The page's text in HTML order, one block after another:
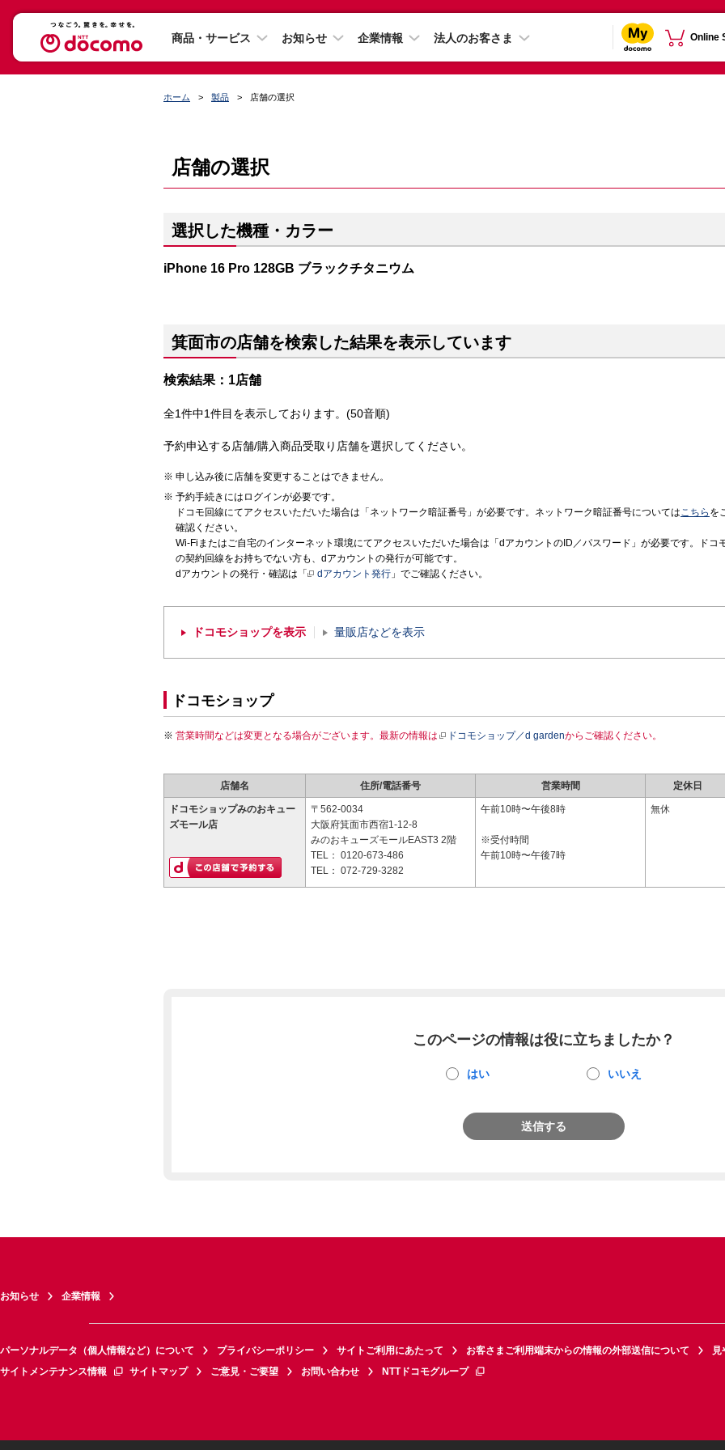
商品・サービス お知らせ 企業情報 法人のお客さま Online
ホーム 製品 店舗の選択
店舗の選択
選択した機種・カラー
iPhone 16 Pro 128GB ブラックチタニウム
箕面市の店舗を検索した結果を表示しています
検索結果：1店舗
全1件中1件目を表示しております。(50音順)
予約申込する店舗/購入商品受取り店舗を選択してください。
申し込み後に店舗を変更することはできません。
予約手続きにはログインが必要です。
ドコモ回線にてアクセスいただいた場合は「ネットワーク暗証番号」が必要です。ネットワーク暗証番号についてはこちら を
確認ください。
Wi-Fiまたはご自宅のインターネット環境にてアクセスいただいた場合は「dアカウントのID／パスワード」が必要です。ドコ
の契約回線をお持ちでない方も、dアカウントの発行が可能です。
dアカウントの発行・確認は「
dアカウント発行 」でご確認ください。
ドコモショップを表示 量販店などを表示
ドコモショップ
営業時間などは変更となる場合がございます。最新の情報は ドコモショップ／d gardenからご確認ください。
店舗名 住所/電話番号 営業時間 定休日
ドコモショップみのおキュー
ズモール店
〒562-0034
大阪府箕面市西宿1-12-8
みのおキューズモールEAST3 2階
TEL： 0120-673-486
TEL： 072-729-3282
午前10時〜午後8時
※受付時間
午前10時〜午後7時
無休
このページの情報は役に立ちましたか？
はい いいえ
送信する
お知らせ 企業情報
パーソナルデータ（個人情報など）について プライバシーポリシー サイトご利用にあたって お客さまご利用端末からの情報の外部送信について
見
サイトメンテナンス情報
サイトマップ ご意見・ご要望 お問い合わせ NTTドコモグループ